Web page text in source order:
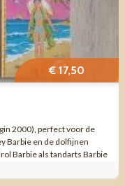
€ 17,50
2000), perfect voor de
Barbie en de dolfijnen
Barbie als tandarts Barbie